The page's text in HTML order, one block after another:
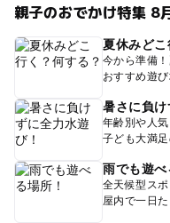
親子のおでかけ特集 8
夏休みどこ
今から準備
おすすめ遊
暑さに負け
年齢別や人
子ども大満
雨でも遊べ
全天候型ス
屋内で一日